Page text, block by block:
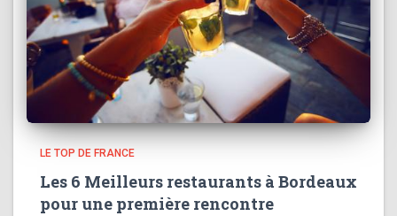
LE TOP DE FRANCE
Les 6 Meilleurs restaurants à Bordeaux
pour une première rencontre